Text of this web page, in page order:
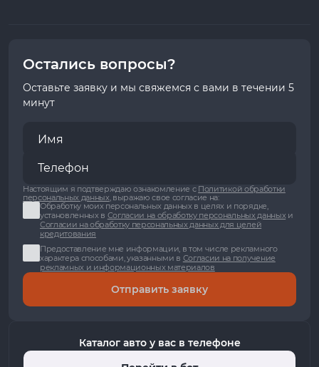
Остались вопросы?
Оставьте заявку и мы свяжемся с вами в течении 5
минут
Настоящим я подтверждаю ознакомление с Политикой обработки
персональных данных, выражаю свое согласие на:
Обработку моих персональных данных в целях и порядке,
установленных в Согласии на обработку персональных данныхи
Согласии на обработку персональных данных для целей
кредитования
Предоставление мне информации, в том числе рекламного
характера способами, указанными в Согласии на получение
рекламных и информационных материалов
Отправить заявку
Каталог авто у вас в телефоне